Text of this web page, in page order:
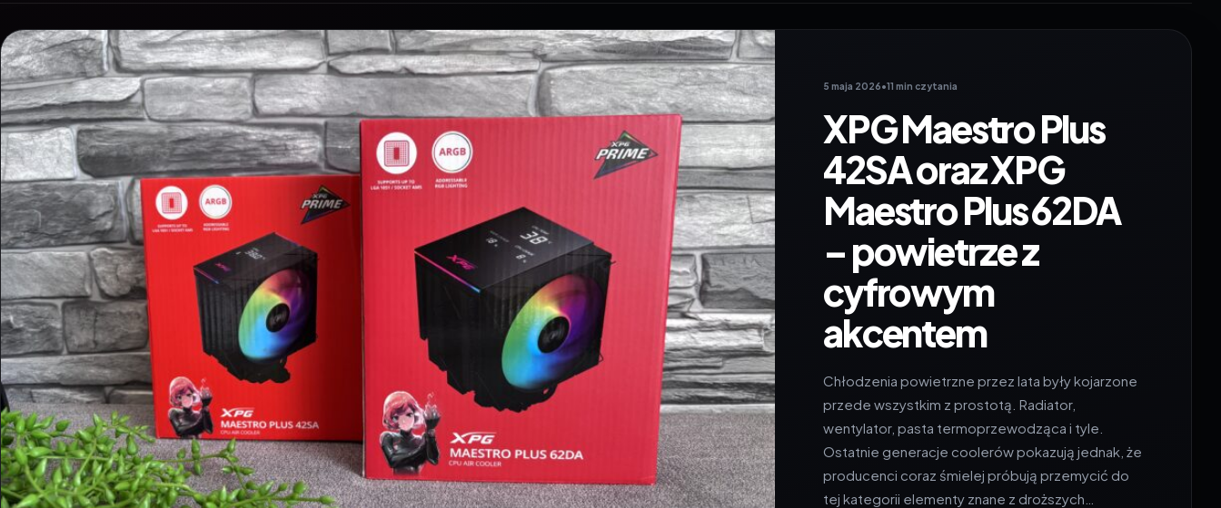
5 maja 2026•11 min czytania
XPG Maestro Plus
42SA oraz XPG
Maestro Plus 62DA
– powietrze z
cyfrowym
akcentem
Chłodzenia powietrzne przez lata były kojarzone
przede wszystkim z prostotą. Radiator,
wentylator, pasta termoprzewodząca i tyle.
Ostatnie generacje coolerów pokazują jednak, że
producenci coraz śmielej próbują przemycić do
tej kategorii elementy znane z droższych…